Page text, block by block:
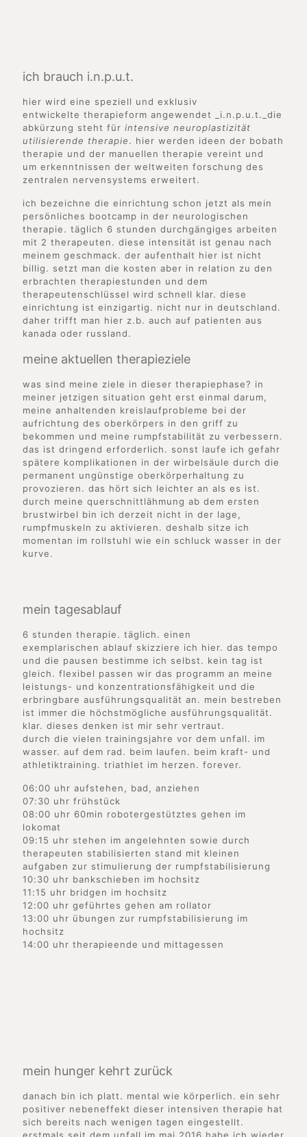
ich brauch i.n.p.u.t.
hier wird eine speziell und exklusiv
entwickelte therapieform angewendet _i.n.p.u.t._die
abkürzung steht für intensive neuroplastizität
utilisierende therapie. hier werden ideen der bobath
therapie und der manuellen therapie vereint und
um erkenntnissen der weltweiten forschung des
zentralen nervensystems erweitert.
ich bezeichne die einrichtung schon jetzt als mein
persönliches bootcamp in der neurologischen
therapie. täglich 6 stunden durchgängiges arbeiten
mit 2 therapeuten. diese intensität ist genau nach
meinem geschmack. der aufenthalt hier ist nicht
billig. setzt man die kosten aber in relation zu den
erbrachten therapiestunden und dem
therapeutenschlüssel wird schnell klar. diese
einrichtung ist einzigartig. nicht nur in deutschland.
daher trifft man hier z.b. auch auf patienten aus
kanada oder russland.
meine aktuellen therapieziele
was sind meine ziele in dieser therapiephase? in
meiner jetzigen situation geht erst einmal darum,
meine anhaltenden kreislaufprobleme bei der
aufrichtung des oberkörpers in den griff zu
bekommen und meine rumpfstabilität zu verbessern.
das ist dringend erforderlich. sonst laufe ich gefahr
spätere komplikationen in der wirbelsäule durch die
permanent ungünstige oberkörperhaltung zu
provozieren. das hört sich leichter an als es ist.
durch meine querschnittlähmung ab dem ersten
brustwirbel bin ich derzeit nicht in der lage,
rumpfmuskeln zu aktivieren. deshalb sitze ich
momentan im rollstuhl wie ein schluck wasser in der
kurve.
mein tagesablauf
6 stunden therapie. täglich. einen
exemplarischen ablauf skizziere ich hier. das tempo
und die pausen bestimme ich selbst. kein tag ist
gleich. flexibel passen wir das programm an meine
leistungs- und konzentrationsfähigkeit und die
erbringbare ausführungsqualität an. mein bestreben
ist immer die höchstmögliche ausführungsqualität.
klar. dieses denken ist mir sehr vertraut.
durch die vielen trainingsjahre vor dem unfall. im
wasser. auf dem rad. beim laufen. beim kraft- und
athletiktraining. triathlet im herzen. forever.
06:00 uhr aufstehen, bad, anziehen
07:30 uhr frühstück
08:00 uhr 60min robotergestütztes gehen im
lokomat
09:15 uhr stehen im angelehnten sowie durch
therapeuten stabilisierten stand mit kleinen
aufgaben zur stimulierung der rumpfstabilisierung
10:30 uhr bankschieben im hochsitz
11:15 uhr bridgen im hochsitz
12:00 uhr geführtes gehen am rollator
13:00 uhr übungen zur rumpfstabilisierung im
hochsitz
14:00 uhr therapieende und mittagessen
mein hunger kehrt zurück
danach bin ich platt. mental wie körperlich. ein sehr
positiver nebeneffekt dieser intensiven therapie hat
sich bereits nach wenigen tagen eingestellt.